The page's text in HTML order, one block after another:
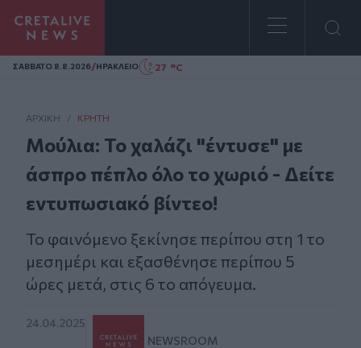
Homepage
ΣAΒΒΑΤΟ 8.8.2026/ΗΡΑΚΛΕΙΟ 27 °C
ΑΡΧΙΚΗ / ΚΡΉΤΗ
Μούλια: Το χαλάζι "έντυσε" με
άσπρο πέπλο όλο το χωριό - Δείτε
εντυπωσιακό βίντεο!
To φαινόμενο ξεκίνησε περίπου στη 1 το
μεσημέρι και εξασθένησε περίπου 5
ώρες μετά, στις 6 το απόγευμα.
24.04.2025
NEWSROOM